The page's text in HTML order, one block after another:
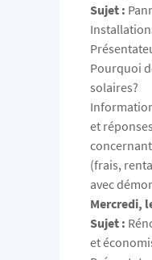
Sujet :
Pourquoi
solaires?
et
(frais,
avec
Mercredi,
Sujet :
et